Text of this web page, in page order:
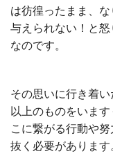
は彷徨ったまま、
与えられない！と
なのです。
その思いに行き着
以上のものをいま
こに繋がる行動や
抜く必要があります